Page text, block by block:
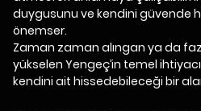
duygusunu ve kendini güvende
önemser.
Zaman zaman alıngan ya da
yükselen Yengeç’in temel
kendini ait hissedebileceği bir